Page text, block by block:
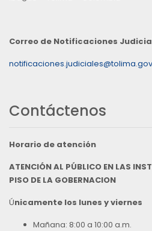
Correo de Notificaciones
Contáctenos
Horario de atención
ATENCIÓN AL PÚBLICO EN LAS
PISO DE LA GOBERNACION
Únicamente los lunes y viernes
Mañana: 8:00 a 10:00 a.m.